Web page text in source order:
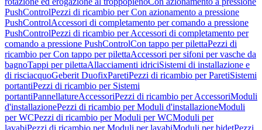
PushControlPezzi di ricambio per Con azionamento a pressione
PushControlAccessori di completamento per comando a pressione
PushControlPezzi di ricambio per Accessori di completamento per
comando a pressione PushControlCon tappo per pilettaPezzi di
ricambio per Con tappo per pilettaAccessori per sifoni per vasche da
bagnoTappi per pilettaAllacciamenti idriciSistemi di installazione e
di risciacquoGeberit DuofixParetiPezzi di ricambio per ParetiSistemi
portantiPezzi di ricambio per Sistemi
portantiPannellatureAccessoriPezzi di ricambio per AccessoriModuli
d'installazionePezzi di ricambio per Moduli d'installazioneModuli
per WCPezzi di ricambio per Moduli per WCModuli per
lavabiPezzi di ricambio per Moduli per lavabiModuli per bidetPezzi